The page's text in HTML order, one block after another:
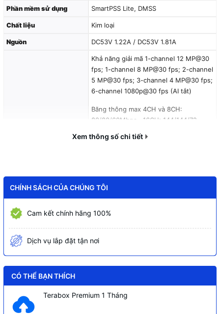
Phần mềm sử dụng SmartPSS Lite, DMSS
Chất liệu Kim loại
Nguồn DC53V 1.22A / DC53V 1.81A
Hỗ trợ
Khả năng giải mã 1-channel 12 MP@30
fps; 1-channel 8 MP@30 fps; 2-channel
5 MP@30 fps; 3-channel 4 MP@30 fps;
6-channel 1080p@30 fps (AI tắt)
Băng thông max 4CH và 8CH:
80/80/60Mbps . 16CH: 144/144/72
• Tích hợp 4/8 cổng PoE cấp nguồn
Xem lại đồng thời tối đa 4/8 camera.
chuẩn tương thích ONVIF
1 ổ cứng 20TB, hỗ trợ SMD Plus by NVR
Các tính năng AI của camera: Bảo vệ
2 USB 2.0, 1 cổng RJ45
Xem thông số chi tiết
CHÍNH SÁCH CỦA CHÚNG TÔI
Cam kết chính hãng 100%
Dịch vụ lắp đặt tận nơi
CÓ THỂ BẠN THÍCH
Terabox Premium 1 Tháng